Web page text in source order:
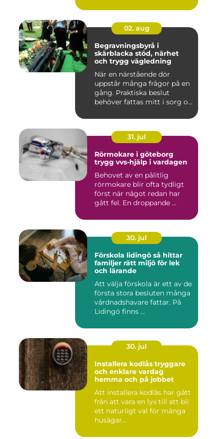
02. aug
Begravningsbyrå i
skärblacka stöd, närhet
och trygg vägledning
När en närstående dör
uppstår många frågor på en
gång. Praktiska beslut
behöver fattas mitt i sorg o...
31. jul
Rörmokare i göteborg
trygg vvs-hjälp i vardagen
Behovet av en pålitlig
rörmokare blir ofta tydligt
först när något redan har
gått fel. En droppande ...
30. jul
Förskola lidingö så hittar
familjer rätt miljö för lek
och lärande
Att välja förskola är ett av de
första stora besluten många
vårdnadshavare fattar. På
Lidingö finns ...
30. jul
Installera kodlås tryggare
och enklare vardag
hemma och på jobbet
Att installera kodlås har gått
från att vara en lyx till att bli
ett naturligt val för många
husägar...